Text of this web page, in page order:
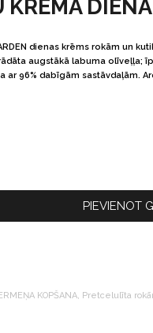
KRĒMA
dienas krēms rokām un
augstākā labuma olīveļļa;
ar 96% dabīgām sastāvdaļām.
PIEVIENOT
KOPŠANA, Pretcelulīta